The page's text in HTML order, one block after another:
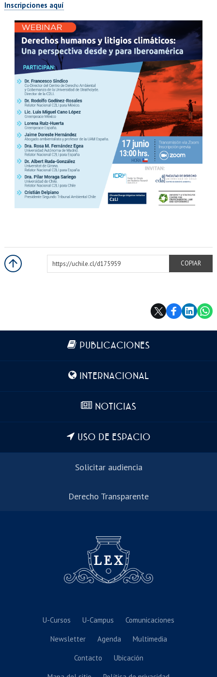
Inscripciones aquí
https://uchile.cl/d175959
COPIAR
Más información
PUBLICACIONES
INTERNACIONAL
NOTICIAS
USO DE ESPACIO
Solicitar audiencia
Derecho Transparente
U-Cursos U-Campus Comunicaciones
Newsletter Agenda Multimedia
Contacto Ubicación